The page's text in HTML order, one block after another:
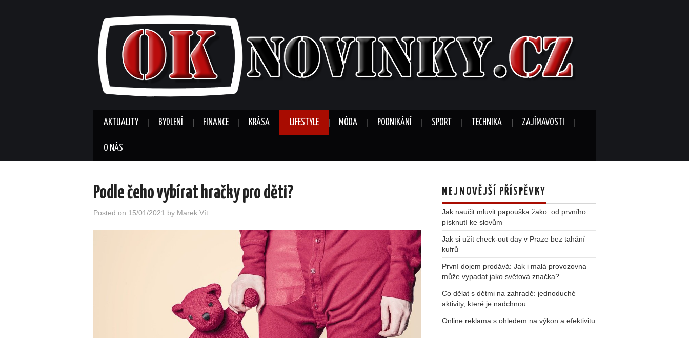
AKTUALITY BYDLENÍ FINANCE KRÁSA LIFESTYLE MÓDA PODNIKÁNÍ SPORT TECHNIKA ZAJÍMAVOSTI
O NÁS
Podle čeho vybírat hračky pro děti?
Posted on 15/01/2021 by Marek Vít
NEJNOVĚJŠÍ PŘÍSPĚVKY
Jak naučit mluvit papouška žako: od prvního
písknutí ke slovům
Jak si užít check-out day v Praze bez tahání
kufrů
První dojem prodává: Jak i malá provozovna
může vypadat jako světová značka?
Co dělat s dětmi na zahradě: jednoduché
aktivity, které je nadchnou
Online reklama s ohledem na výkon a efektivitu